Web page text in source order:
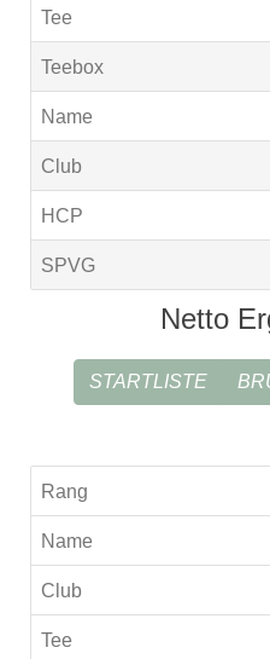
Netto
STARTLISTE